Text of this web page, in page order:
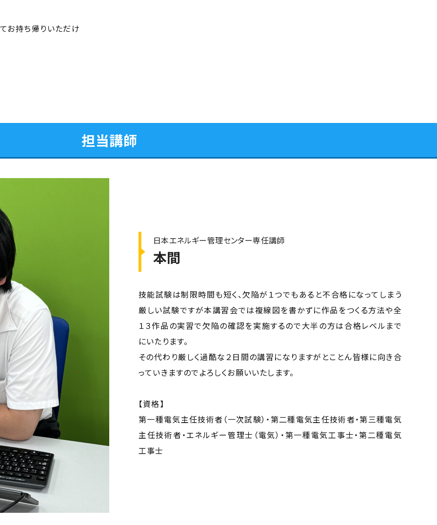
お持ち帰りいただけ
担当講師
日本エネルギー管理センター専任講師
本間
技能試験は制限時間も短く、欠陥が１つでもあると不合格になってしまう
厳しい試験ですが本講習会では複線図を書かずに作品をつくる方法や全
１３作品の実習で欠陥の確認を実施するので大半の方は合格レベルまで
にいたります。
その代わり厳しく過酷な２日間の講習になりますがとことん皆様に向き合
っていきますのでよろしくお願いいたします。
【資格】
第一種電気主任技術者（一次試験）・第二種電気主任技術者・第三種電気
主任技術者・エネルギー管理士（電気）・第一種電気工事士・第二種電気
工事士